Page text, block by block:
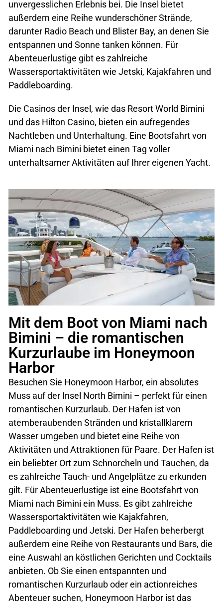
unvergesslichen Erlebnis bei. Die Insel bietet
außerdem eine Reihe wunderschöner Strände,
darunter Radio Beach und Blister Bay, an denen Sie
entspannen und Sonne tanken können. Für
Abenteuerlustige gibt es zahlreiche
Wassersportaktivitäten wie Jetski, Kajakfahren und
Paddleboarding.
Die Casinos der Insel, wie das Resort World Bimini
und das Hilton Casino, bieten ein aufregendes
Nachtleben und Unterhaltung. Eine Bootsfahrt von
Miami nach Bimini bietet einen Tag voller
unterhaltsamer Aktivitäten auf Ihrer eigenen Yacht.
Mit dem Boot von Miami nach
Bimini – die romantischen
Kurzurlaube im Honeymoon
Harbor
Besuchen Sie Honeymoon Harbor, ein absolutes
Muss auf der Insel North Bimini – perfekt für einen
romantischen Kurzurlaub. Der Hafen ist von
atemberaubenden Stränden und kristallklarem
Wasser umgeben und bietet eine Reihe von
Aktivitäten und Attraktionen für Paare. Der Hafen ist
ein beliebter Ort zum Schnorcheln und Tauchen, da
es zahlreiche Tauch- und Angelplätze zu erkunden
gilt. Für Abenteuerlustige ist eine Bootsfahrt von
Miami nach Bimini ein Muss. Es gibt zahlreiche
Wassersportaktivitäten wie Kajakfahren,
Paddleboarding und Jetski. Der Hafen beherbergt
außerdem eine Reihe von Restaurants und Bars, die
eine Auswahl an köstlichen Gerichten und Cocktails
anbieten. Ob Sie einen entspannten und
romantischen Kurzurlaub oder ein actionreiches
Abenteuer suchen, Honeymoon Harbor ist das